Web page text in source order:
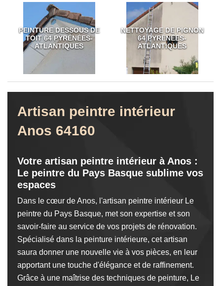
PEINTURE DESSOUS DE
TOIT 64 PYRÉNÉES-
ATLANTIQUES
NETTOYAGE DE PIGNON
64 PYRÉNÉES-
ATLANTIQUES
Artisan peintre intérieur
Anos 64160
Votre artisan peintre intérieur à Anos :
Le peintre du Pays Basque sublime vos
espaces
Dans le cœur de Anos, l'artisan peintre intérieur Le
peintre du Pays Basque, met son expertise et son
savoir-faire au service de vos projets de rénovation.
Spécialisé dans la peinture intérieure, cet artisan
saura donner une nouvelle vie à vos pièces, en leur
apportant une touche d'élégance et de raffinement.
Grâce à une maîtrise des techniques de peinture, Le